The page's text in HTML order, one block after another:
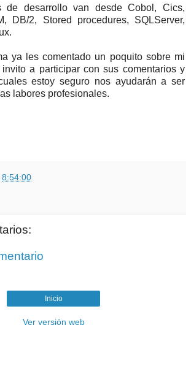
de desarrollo van desde Cobol, Cics,
DB/2, Stored procedures, SQLServer,
ya les comentado un poquito sobre mi
a participar con sus comentarios y
estoy seguro nos ayudarán a ser
labores profesionales.
8:54:00
Inicio
Ver versión web